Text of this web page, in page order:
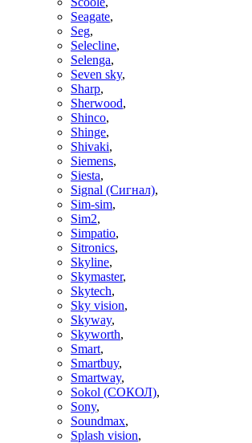
Seagate,
Seg,
Selecline,
Selenga,
Seven sky,
Sharp,
Sherwood,
Shinco,
Shinge,
Shivaki,
Siemens,
Siesta,
Signal (Сигнал),
Sim-sim,
Sim2,
Simpatio,
Sitronics,
Skyline,
Skymaster,
Skytech,
Sky vision,
Skyway,
Skyworth,
Smart,
Smartbuy,
Smartway,
Sokol (СОКОЛ),
Sony,
Soundmax,
Splash vision,